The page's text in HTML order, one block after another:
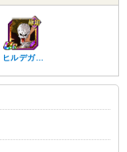
ヒルデガ…